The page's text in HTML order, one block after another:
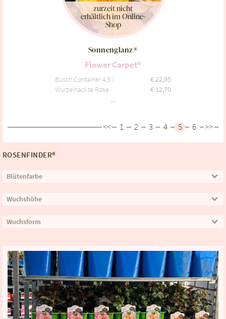
zurzeit nicht
erhältlich im Online-
Shop
Sonnenglanz®
Flower Carpet®
Busch Container 4,5 l €22,95
Wurzelnackte Rose
€ 12,70
...
<< 1 2 3 4 5 6 >>
ROSENFINDER®
Blütenfarbe
Wuchshöhe
Wuchsform